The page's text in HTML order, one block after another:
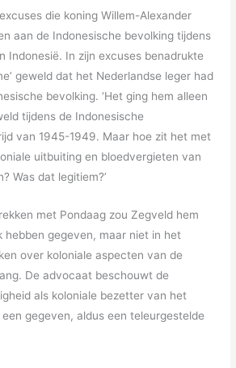
die koning Willem-Alexander
aan de Indonesische bevolking tijdens
Indonesië. In zijn excuses benadrukte
geweld dat het Nederlandse leger had
bevolking. ‘Het ging hem alleen
tijdens de Indonesische
van 1945-1949. Maar hoe zit het met
uitbuiting en bloedvergieten van
Was dat legitiem?’
met Pondaag zou Zegveld hem
hebben gegeven, maar niet in het
over koloniale aspecten van de
De advocaat beschouwt de
als koloniale bezetter van het
gegeven, aldus een teleurgestelde